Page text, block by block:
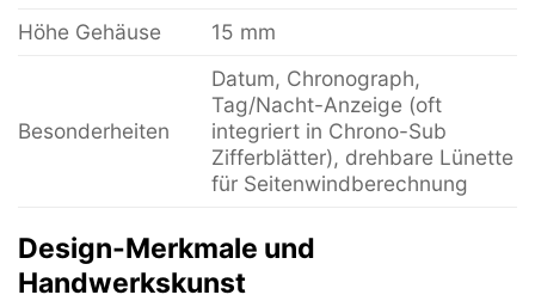
Höhe Gehäuse 15 mm
Besonderheiten
Datum, Chronograph,
Tag/Nacht-Anzeige (oft
integriert in Chrono-Sub
Zifferblätter), drehbare Lünette
für Seitenwindberechnung
Design-Merkmale und
Handwerkskunst